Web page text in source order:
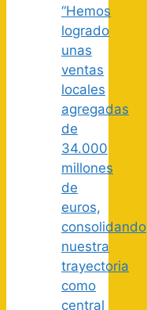
“Hemos
logrado
unas
ventas
locales
agregadas
de
34.000
millones
de
euros,
consolidando
nuestra
trayectoria
como
central